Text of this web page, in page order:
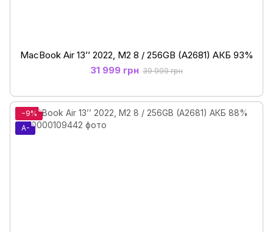
MacBook Air 13’’ 2022, М2 8 / 256GB (A2681) АКБ 93%
31 999 грн 39 999 грн
−9%
A-